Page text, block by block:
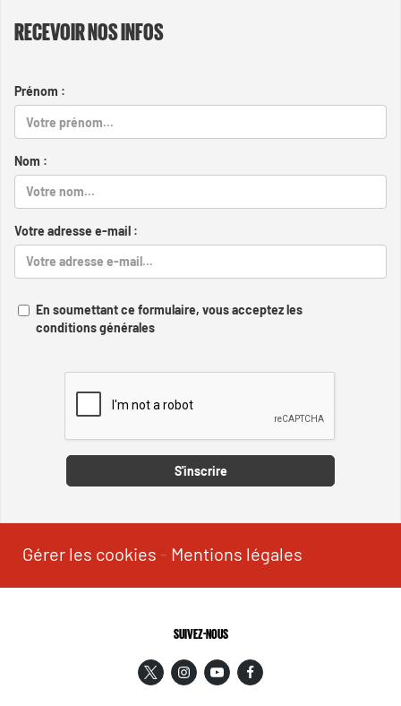
RECEVOIR NOS INFOS
Prénom :
Nom :
Votre adresse e-mail :
En soumettant ce formulaire, vous acceptez les
conditions générales
S'inscrire
Gérer les cookies - Mentions légales
SUIVEZ-NOUS